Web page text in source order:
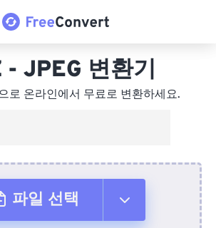
- JPEG 변환기
로 온라인에서 무료로 변환하세요.
파일 선택